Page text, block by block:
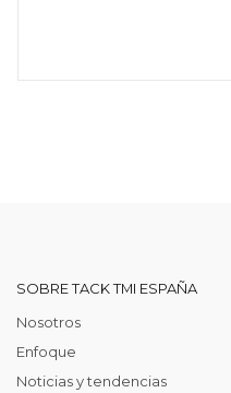
SOBRE TACK TMI ESPAÑA
Nosotros
Enfoque
Noticias y tendencias